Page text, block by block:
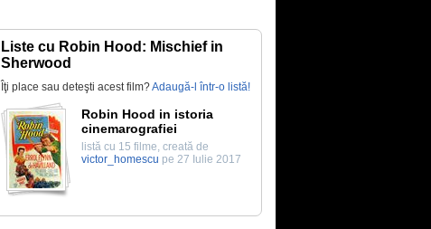
Liste cu Robin Hood: Mischief in
Sherwood
Îţi place sau deteşti acest film?Adaugă-l într-o listă!
Robin Hood in istoria
cinemarografiei
listă cu 15 filme, creată de
victor_homescu pe 27 Iulie 2017